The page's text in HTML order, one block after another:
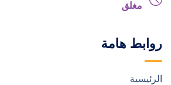
مغلق
روابط هامة
الرئيسية